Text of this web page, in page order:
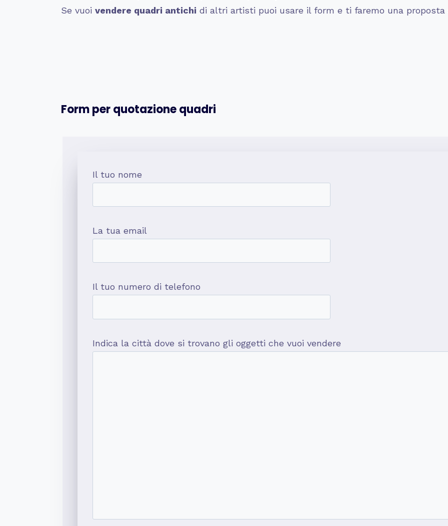
Se vuoi vendere quadri antichi di altri artisti puoi usare il form e ti faremo una proposta
Form per quotazione quadri
Il tuo nome
La tua email
Il tuo numero di telefono
Indica la città dove si trovano gli oggetti che vuoi vendere